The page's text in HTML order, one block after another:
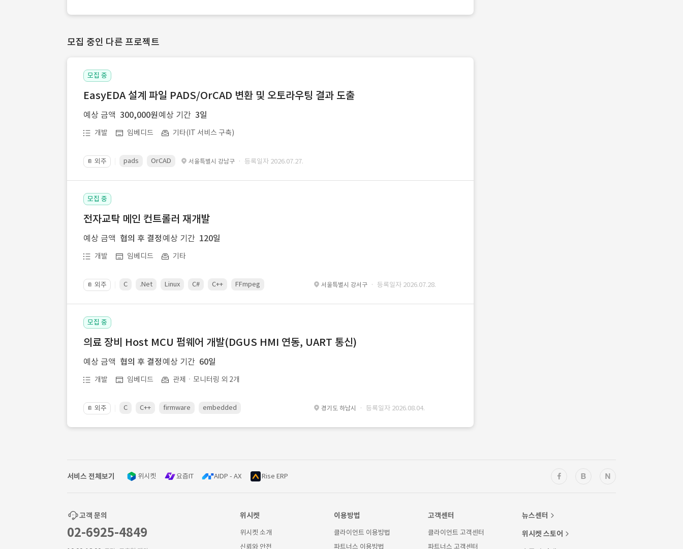
모집 중인 다른 프로젝트
모집 중
EasyEDA 설계 파일 PADS/OrCAD 변환 및 오토라우팅 결과 도출
예상 금액 300,000원 예상 기간 3일
개발 임베디드 기타(IT 서비스 구축)
📔 외주 pads OrCAD 서울특별시 강남구 · 등록일자 2026.07.27.
모집 중
전자교탁 메인 컨트롤러 재개발
예상 금액 협의 후 결정 예상 기간 120일
개발 임베디드 기타
📔 외주 C .Net Linux C# C++ FFmpeg OrCAD
서울특별시 강서구 · 등록일자 2026.07.28.
모집 중
의료 장비 Host MCU 펌웨어 개발(DGUS HMI 연동, UART 통신)
예상 금액 협의 후 결정 예상 기간 60일
개발 임베디드 관제ㆍ모니터링 외 2개
📔 외주 C C++ firmware embedded uart경기도 하남시 · 등록일자 2026.08.04.
서비스 전체보기 위시켓 요즘IT AIDP - AX Rise ERP
고객 문의
02-6925-4849
위시켓
위시켓 소개
신뢰와 안전
이용방법
클라이언트 이용방법
파트너스 이용방법
고객센터
클라이언트 고객센터
파트너스 고객센터
뉴스센터
위시켓 스토어